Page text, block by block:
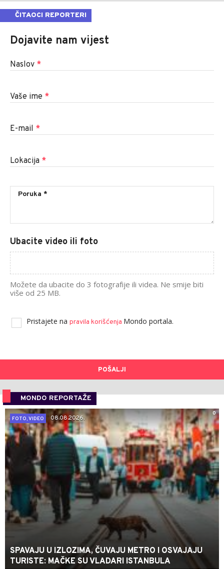
ČITAOCI REPORTERI
Dojavite nam vijest
Naslov *
Vaše ime *
E-mail *
Lokacija *
Ubacite video ili foto
Možete da ubacite do 3 fotografije ili videa. Ne smije biti
više od 25 MB.
Pristajete na pravila korišćenja Mondo portala.
POŠALJI
MONDO REPORTAŽE
0
FOTO, VIDEO
08.08.2026.
SPAVAJU U IZLOZIMA, ČUVAJU METRO I OSVAJAJU
TURISTE: MAČKE SU VLADARI ISTANBULA